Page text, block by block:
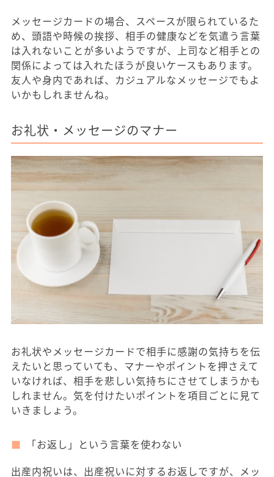
メッセージカードの場合、スペースが限られているた
め、頭語や時候の挨拶、相手の健康などを気遣う言葉
は入れないことが多いようですが、上司など相手との
関係によっては入れたほうが良いケースもあります。
友人や身内であれば、カジュアルなメッセージでもよ
いかもしれませんね。
お礼状・メッセージのマナー
お礼状やメッセージカードで相手に感謝の気持ちを伝
えたいと思っていても、マナーやポイントを押さえて
いなければ、相手を悲しい気持ちにさせてしまうかも
しれません。気を付けたいポイントを項目ごとに見て
いきましょう。
「お返し」という言葉を使わない
出産内祝いは、出産祝いに対するお返しですが、メッ